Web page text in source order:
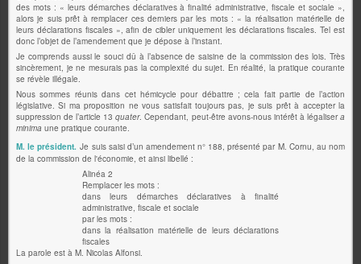
des mots : « leurs démarches déclaratives à finalité administrative, fiscale et sociale »,
alors je suis prêt à remplacer ces derniers par les mots : « la réalisation matérielle de
leurs déclarations fiscales », afin de cibler uniquement les déclarations fiscales. Tel est
donc l’objet de l’amendement que je dépose à l’instant.
Je comprends aussi le souci dû à l’absence de saisine de la commission des lois. Très
sincèrement, je ne mesurais pas la complexité du sujet. En réalité, la pratique courante
se révèle illégale.
Nous sommes réunis dans cet hémicycle pour débattre ; cela fait partie de l’action
législative. Si ma proposition ne vous satisfait toujours pas, je suis prêt à accepter la
suppression de l’article 13quater. Cependant, peut-être avons-nous intérêt à légalisera
minima une pratique courante.
M. le président. Je suis saisi d’un amendement n° 188, présenté par M. Cornu, au nom
de la commission de l'économie, et ainsi libellé :
Alinéa 2
Remplacer les mots :
dans leurs démarches déclaratives à finalité
administrative, fiscale et sociale
par les mots :
dans la réalisation matérielle de leurs déclarations
fiscales
La parole est à M. Nicolas Alfonsi.